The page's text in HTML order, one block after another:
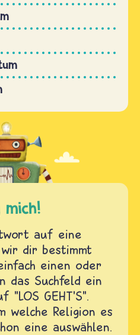
mich!
auf eine
dir bestimmt
einen oder
das Suchfeld ein
"LOS GEHT'S".
welche Religion es
eine auswählen.